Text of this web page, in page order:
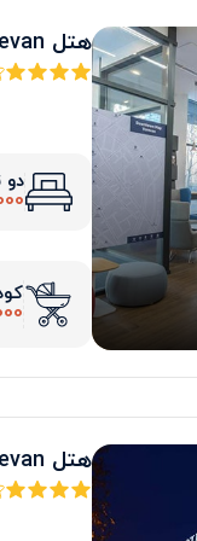
هتل holiday Inn Express Yerevan
دو
هتل best Western Congress Yerevan